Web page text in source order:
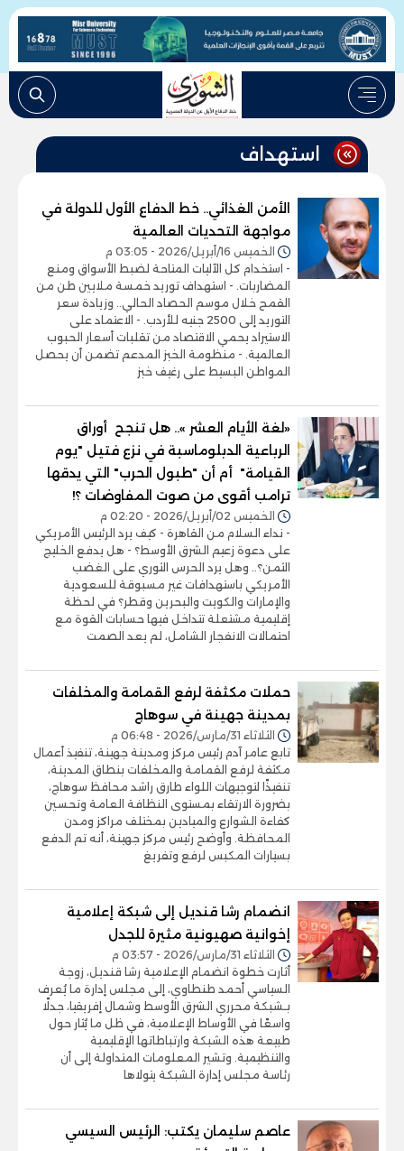
استهداف
الأمن الغذائي.. خط الدفاع الأول للدولة في
مواجهة التحديات العالمية
الخميس 16/أبريل/2026 - 03:05 م
- استخدام كل الآليات المتاحة لضبط الأسواق ومنع
المضاربات. - استهداف توريد خمسة ملايين طن من
القمح خلال موسم الحصاد الحالي.. وزيادة سعر
التوريد إلى 2500 جنيه للأردب. - الاعتماد على
الاستيراد يحمي الاقتصاد من تقلبات أسعار الحبوب
العالمية. - منظومة الخبز المدعم تضمن أن يحصل
المواطن البسيط على رغيف خبز
«لغة الأيام العشر ».. هل تنجح أوراق
الرباعية الدبلوماسبة في نزع فتيل "يوم
القيامة" أم أن "طبول الحرب" التي يدقها
ترامب أقوى من صوت المفاوضات ؟!
الخميس 02/أبريل/2026 - 02:20 م
- نداء السلام من القاهرة - كيف يرد الرئيس الأمريكي
على دعوة زعيم الشرق الأوسط؟ - هل يدفع الخليج
الثمن؟.. وهل يرد الحرس الثوري على الغضب
الأمريكي باستهدافات غير مسبوقة للسعودية
والإمارات والكويت والبحرين وقطر؟ في لحظة
إقليمية مشتعلة تتداخل فيها حسابات القوة مع
احتمالات الانفجار الشامل، لم يعد الصمت
حملات مكثفة لرفع القمامة والمخلفات
بمدينة جهينة في سوهاج
الثلاثاء 31/مارس/2026 - 06:48 م
تابع عامر آدم رئيس مركز ومدينة جهينة، تنفيذ أعمال
مكثفة لرفع القمامة والمخلفات بنطاق المدينة،
تنفيذًا لتوجيهات اللواء طارق راشد محافظ سوهاج،
بضرورة الارتقاء بمستوى النظافة العامة وتحسين
كفاءة الشوارع والميادين بمختلف مراكز ومدن
المحافظة. وأوضح رئيس مركز جهينة، أنه تم الدفع
بسيارات المكبس لرفع وتفريغ
انضمام رشا قنديل إلى شبكة إعلامية
إخوانية صهيونية مثيرة للجدل
الثلاثاء 31/مارس/2026 - 03:57 م
أثارت خطوة انضمام الإعلامية رشا قنديل، زوجة
السياسي أحمد طنطاوي، إلى مجلس إدارة ما يُعرف
بـشبكة محرري الشرق الأوسط وشمال إفريقيا، جدلًا
واسعًا في الأوساط الإعلامية، في ظل ما يُثار حول
طبيعة هذه الشبكة وارتباطاتها الإقليمية
والتنظيمية. وتشير المعلومات المتداولة إلى أن
رئاسة مجلس إدارة الشبكة يتولاها
عاصم سليمان يكتب: الرئيس السيسي